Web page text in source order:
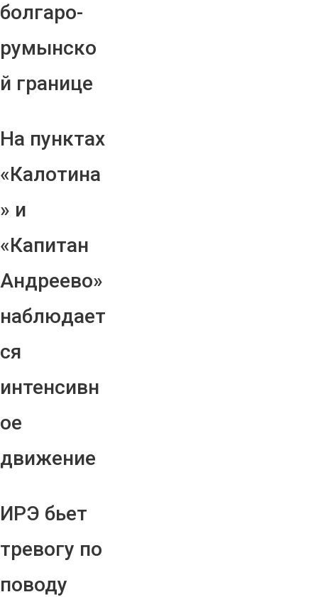
болгаро-
румынско
й границе
На пунктах
«Калотина
» и
«Капитан
Андреево»
наблюдает
ся
интенсивн
ое
движение
ИРЭ бьет
тревогу по
поводу